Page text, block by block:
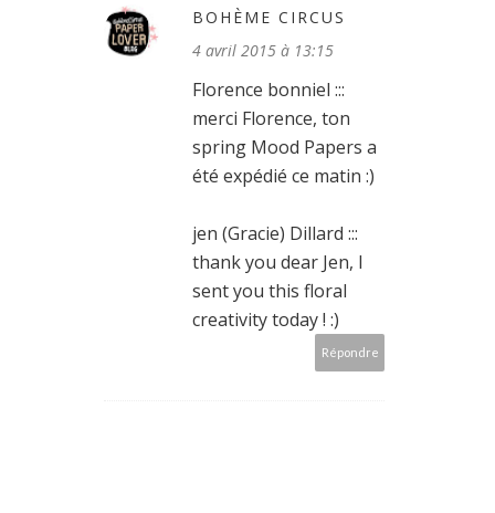
BOHÈME CIRCUS
4 avril 2015 à 13:15
Florence bonniel :::
merci Florence, ton
spring Mood Papers a
été expédié ce matin :)
jen (Gracie) Dillard :::
thank you dear Jen, I
sent you this floral
creativity today ! :)
Répondre